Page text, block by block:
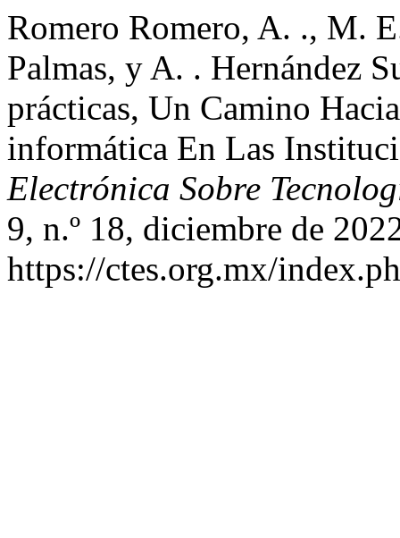
Romero Romero, A. ., M.
Palmas, y A. . Hernández
prácticas, Un Camino
informática En Las
Electrónica Sobre
9, n.º 18, diciembre de
https://ctes.org.mx/